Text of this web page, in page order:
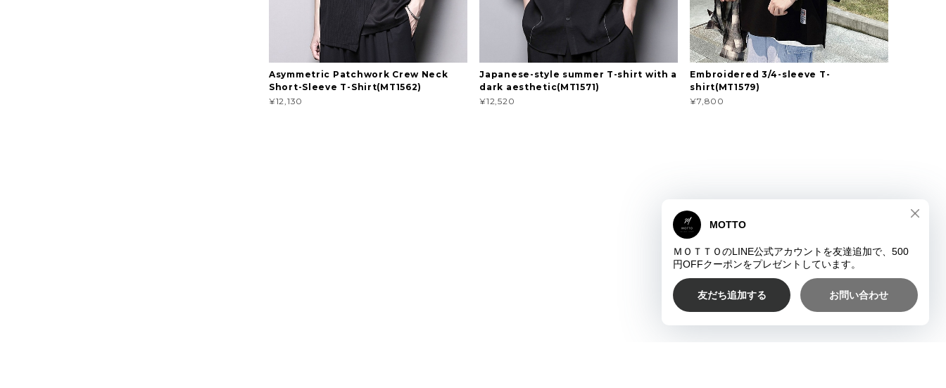
Asymmetric Patchwork Crew Neck
Short-Sleeve T-Shirt(MT1562)
¥12,130
Japanese-style summer T-shirt with a
dark aesthetic(MT1571)
¥12,520
Embroidered 3/4-sleeve T-
shirt(MT1579)
¥7,800